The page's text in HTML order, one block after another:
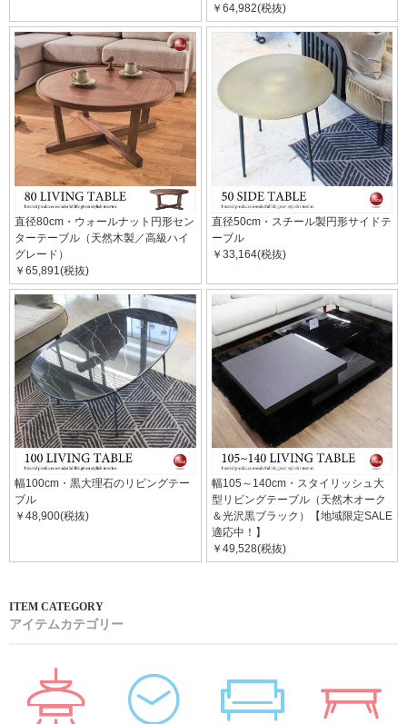
￥64,982(税抜)
直径80cm・ウォールナット円形セン
ターテーブル（天然木製／高級ハイ
グレード）
￥65,891(税抜)
直径50cm・スチール製円形サイドテ
ーブル
￥33,164(税抜)
幅100cm・黒大理石のリビングテー
ブル
￥48,900(税抜)
幅105～140cm・スタイリッシュ大
型リビングテーブル（天然木オーク
＆光沢黒ブラック）【地域限定SALE
適応中！】
￥49,528(税抜)
アイテムカテゴリー